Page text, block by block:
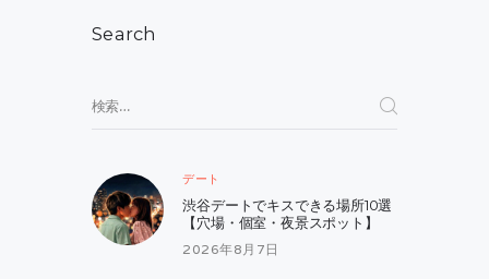
シ
ン
Search
索:
デート
渋谷デートでキスできる場所10選
【穴場・個室・夜景スポット】
2026年8月7日